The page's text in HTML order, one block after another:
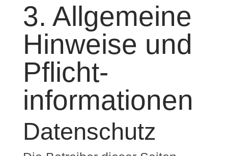
3. Allgemeine
Hinweise und
Pflicht­
informationen
Datenschutz